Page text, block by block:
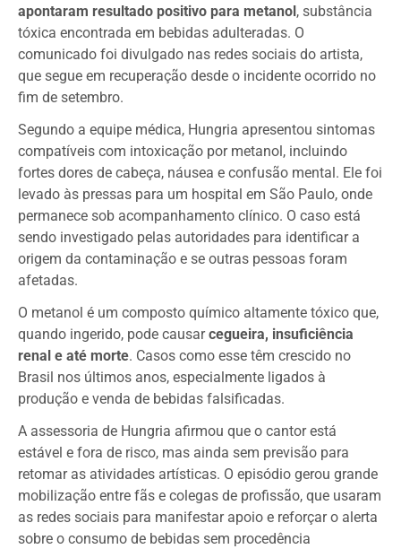
apontaram resultado positivo para metanol , substância
tóxica encontrada em bebidas adulteradas. O
comunicado foi divulgado nas redes sociais do artista,
que segue em recuperação desde o incidente ocorrido no
fim de setembro.
Segundo a equipe médica, Hungria apresentou sintomas
compatíveis com intoxicação por metanol, incluindo
fortes dores de cabeça, náusea e confusão mental. Ele foi
levado às pressas para um hospital em São Paulo, onde
permanece sob acompanhamento clínico. O caso está
sendo investigado pelas autoridades para identificar a
origem da contaminação e se outras pessoas foram
afetadas.
O metanol é um composto químico altamente tóxico que,
quando ingerido, pode causarcegueira, insuficiência
renal e até morte. Casos como esse têm crescido no
Brasil nos últimos anos, especialmente ligados à
produção e venda de bebidas falsificadas.
A assessoria de Hungria afirmou que o cantor está
estável e fora de risco, mas ainda sem previsão para
retomar as atividades artísticas. O episódio gerou grande
mobilização entre fãs e colegas de profissão, que usaram
as redes sociais para manifestar apoio e reforçar o alerta
sobre o consumo de bebidas sem procedência